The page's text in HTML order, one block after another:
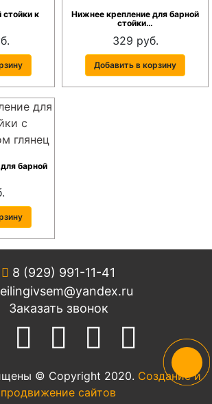
стойки к
Нижнее крепление для барной
стойки…
329 руб.
Добавить в корзину
барной
8 (929) 991-11-41
Заказать звонок
© Copyright 2020. Создание и
продвижение сайтов